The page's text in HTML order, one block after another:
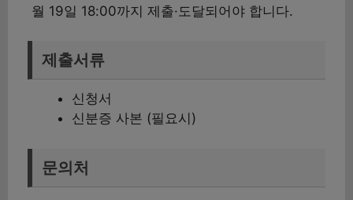
월 19일 18:00까지 제출·도달되어야 합니다.
제출서류
신청서
신분증 사본 (필요시)
문의처